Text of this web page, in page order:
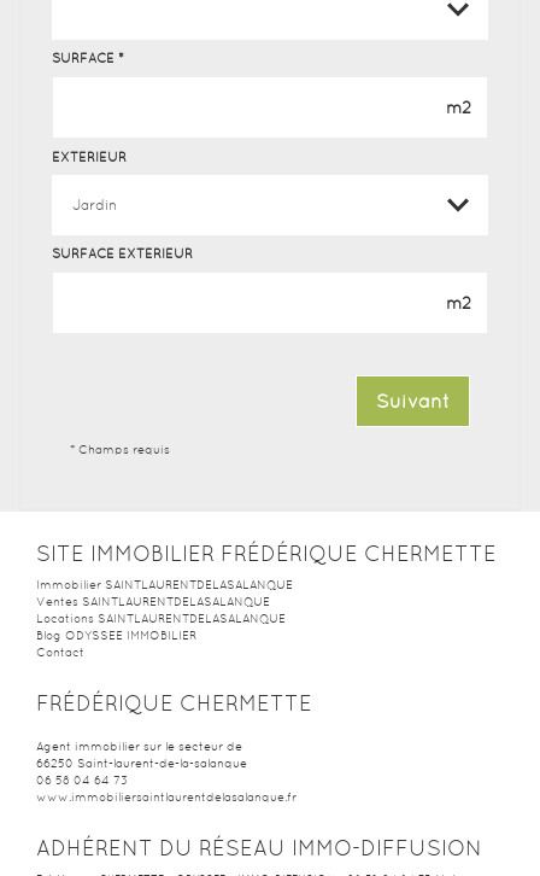
SURFACE *
m2
EXTÉRIEUR
SURFACE EXTÉRIEUR
m2
Suivant
* Champs requis
SITE IMMOBILIER FRÉDÉRIQUE CHERMETTE
Immobilier SAINTLAURENTDELASALANQUE
Ventes SAINTLAURENTDELASALANQUE
Locations SAINTLAURENTDELASALANQUE
Blog ODYSSEE IMMOBILIER
Contact
FRÉDÉRIQUE CHERMETTE
Agent immobilier sur le secteur de
66250 Saint-laurent-de-la-salanque
06 58 04 64 73
www.immobiliersaintlaurentdelasalanque.fr
ADHÉRENT DU RÉSEAU IMMO-DIFFUSION